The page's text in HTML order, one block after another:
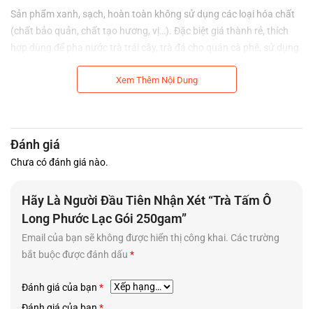
Sản phẩm xanh, sạch, hoàn toàn không sử dụng các loại hóa chất
(chất bảo quản, chất tạo hương, vị…). Đặc biệt giá thành rẻ, thích
hợp dùng để pha nước trà trái cây, trà đá cho quán cà phê, sử dụng
làm nguyên liệu pha chế…
Hương vị hoàn toàn tự nhiên từ bên trong những lá trà được trồng
Xem Thêm Nội Dung
Đánh giá
Chưa có đánh giá nào.
Hãy Là Người Đầu Tiên Nhận Xét “Trà Tấm Ô
Long Phước Lạc Gói 250gam”
Email của bạn sẽ không được hiển thị công khai. Các trường
bắt buộc được đánh dấu *
Đánh giá của bạn *